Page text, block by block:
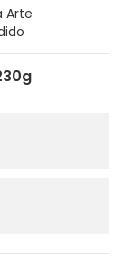
Arte